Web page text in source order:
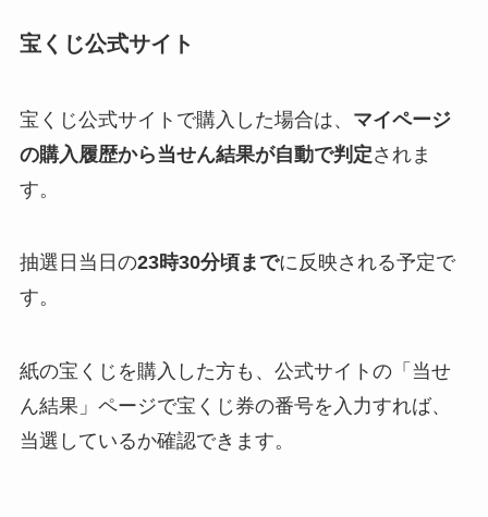
宝くじ公式サイト
宝くじ公式サイトで購入した場合は、 マイページ
の購入履歴から当せん結果が自動で判定されま
す。
抽選日当日の23時30分頃までに反映される予定で
す。
紙の宝くじを購入した方も、公式サイトの「当せ
ん結果」ページで宝くじ券の番号を入力すれば、
当選しているか確認できます。